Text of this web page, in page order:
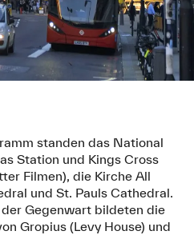
standen das National
Station und Kings Cross
Filmen), die Kirche All
und St. Pauls Cathedral.
Gegenwart bildeten die
Gropius (Levy House) und